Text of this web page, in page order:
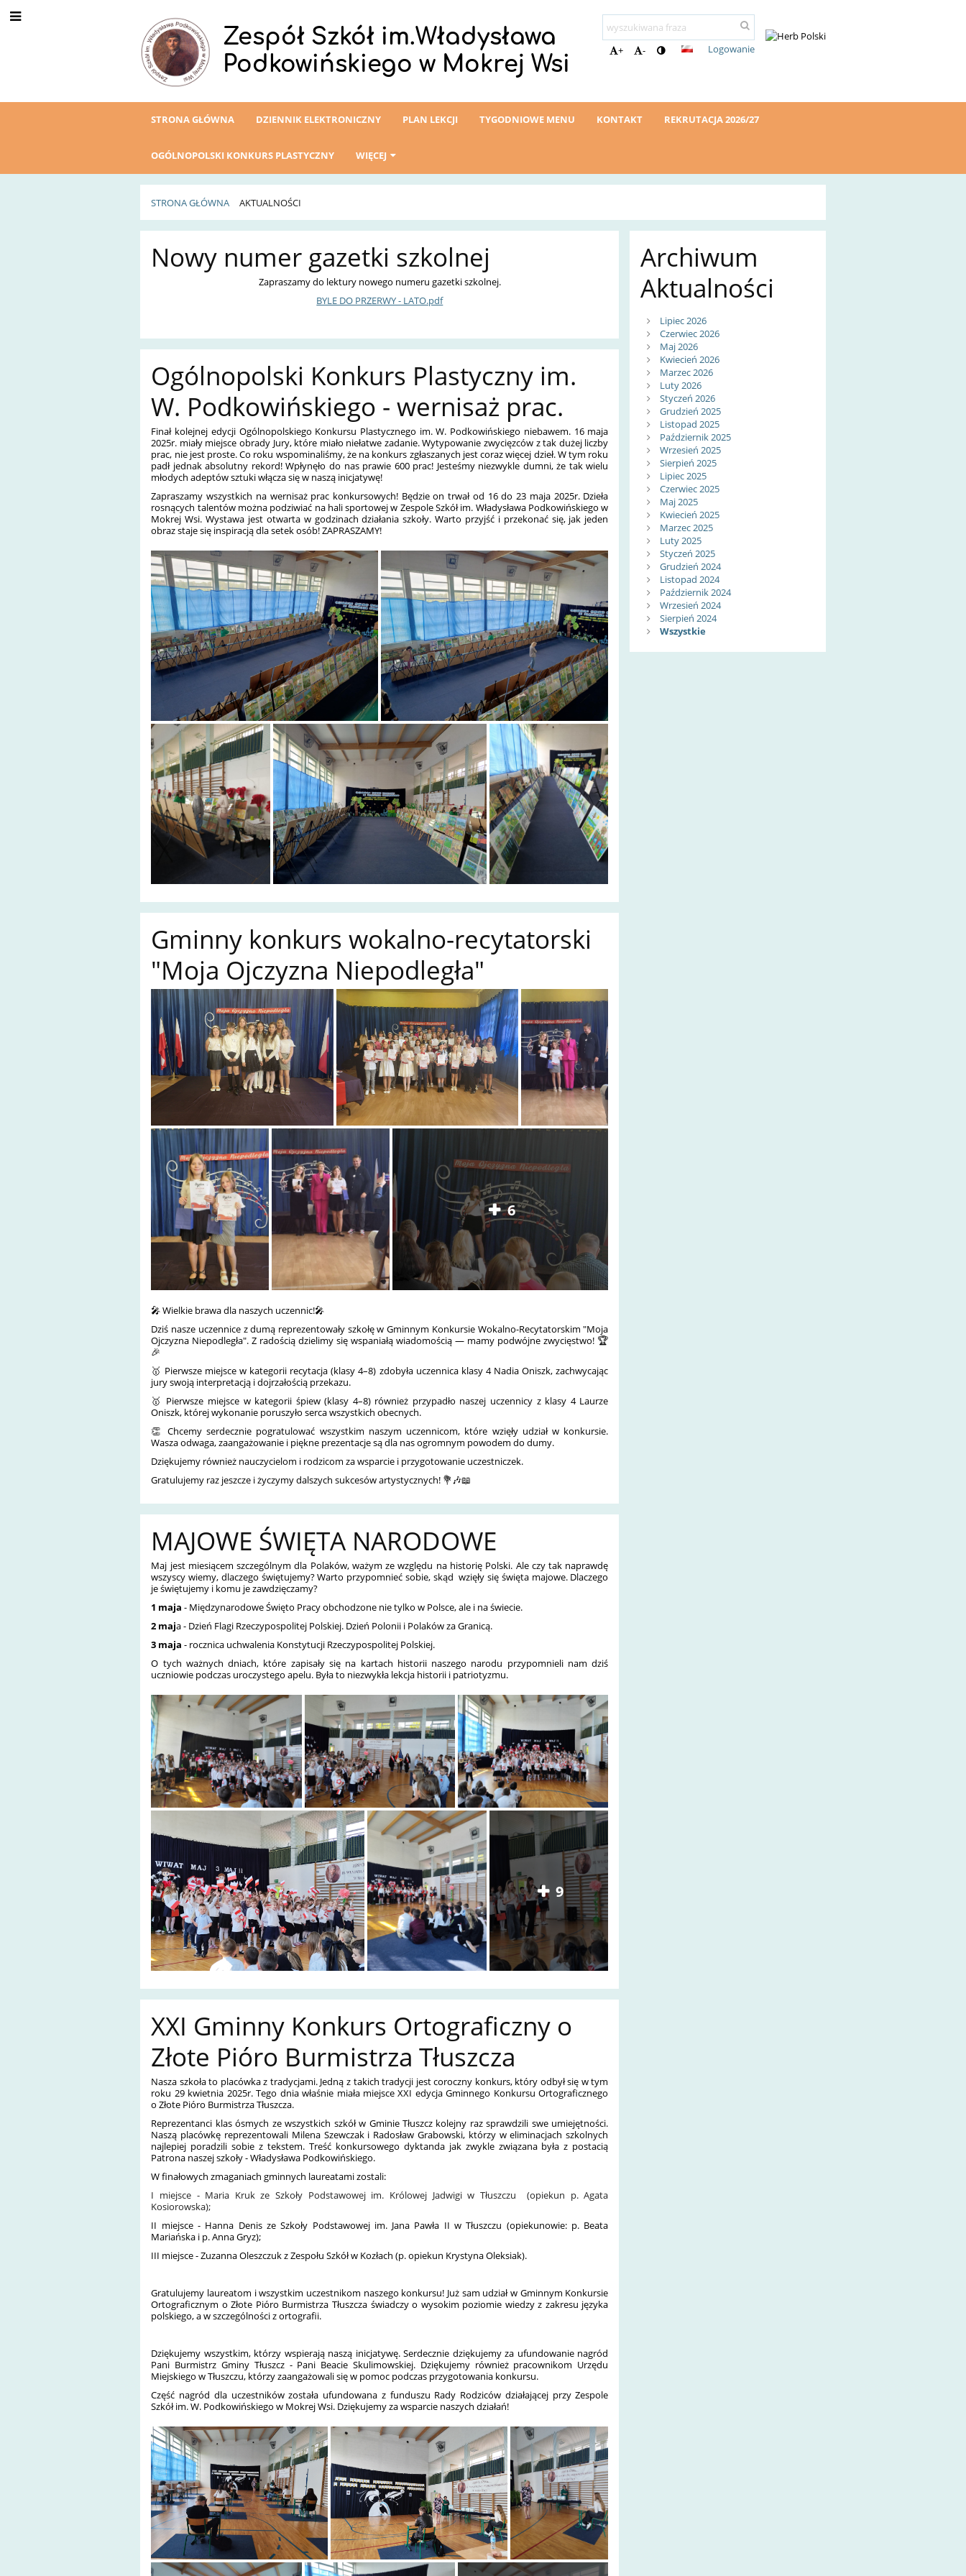
Zespół Szkół im.Władysława
Podkowińskiego w Mokrej Wsi
+ - Logowanie
STRONA GŁÓWNA DZIENNIK ELEKTRONICZNY PLAN LEKCJI TYGODNIOWE MENU KONTAKT REKRUTACJA 2026/27
OGÓLNOPOLSKI KONKURS PLASTYCZNY WIĘCEJ
STRONA GŁÓWNA AKTUALNOŚCI
Aktualności
Nowy numer gazetki szkolnej
Zapraszamy do lektury nowego numeru gazetki szkolnej.
BYLE DO PRZERWY - LATO.pdf
Ogólnopolski Konkurs Plastyczny im.
W. Podkowińskiego - wernisaż prac.
Finał kolejnej edycji Ogólnopolskiego Konkursu Plastycznego im. W. Podkowińskiego niebawem. 16 maja
2025r. miały miejsce obrady Jury, które miało niełatwe zadanie. Wytypowanie zwycięzców z tak dużej liczby
prac, nie jest proste. Co roku wspominaliśmy, że na konkurs zgłaszanych jest coraz więcej dzieł. W tym roku
padł jednak absolutny rekord! Wpłynęło do nas prawie 600 prac! Jesteśmy niezwykle dumni, że tak wielu
młodych adeptów sztuki włącza się w naszą inicjatywę!
Zapraszamy wszystkich na wernisaż prac konkursowych! Będzie on trwał od 16 do 23 maja 2025r. Dzieła
rosnących talentów można podziwiać na hali sportowej w Zespole Szkół im. Władysława Podkowińskiego w
Mokrej Wsi. Wystawa jest otwarta w godzinach działania szkoły. Warto przyjść i przekonać się, jak jeden
obraz staje się inspiracją dla setek osób! ZAPRASZAMY!
Gminny konkurs wokalno-recytatorski
"Moja Ojczyzna Niepodległa"
6
🎤 Wielkie brawa dla naszych uczennic!🎤
Dziś nasze uczennice z dumą reprezentowały szkołę w Gminnym Konkursie Wokalno-Recytatorskim "Moja
Ojczyzna Niepodległa". Z radością dzielimy się wspaniałą wiadomością — mamy podwójne zwycięstwo! 🏆
🎉
🥇 Pierwsze miejsce w kategorii recytacja (klasy 4–8) zdobyła uczennica klasy 4 Nadia Oniszk, zachwycając
jury swoją interpretacją i dojrzałością przekazu.
🥇 Pierwsze miejsce w kategorii śpiew (klasy 4–8) również przypadło naszej uczennicy z klasy 4 Laurze
Oniszk, której wykonanie poruszyło serca wszystkich obecnych.
👏 Chcemy serdecznie pogratulować wszystkim naszym uczennicom, które wzięły udział w konkursie.
Wasza odwaga, zaangażowanie i piękne prezentacje są dla nas ogromnym powodem do dumy.
Dziękujemy również nauczycielom i rodzicom za wsparcie i przygotowanie uczestniczek.
Gratulujemy raz jeszcze i życzymy dalszych sukcesów artystycznych! 💐🎶📖
MAJOWE ŚWIĘTA NARODOWE
Maj jest miesiącem szczególnym dla Polaków, ważym ze względu na historię Polski. Ale czy tak naprawdę
wszyscy wiemy, dlaczego świętujemy? Warto przypomnieć sobie, skąd wzięły się święta majowe. Dlaczego
je świętujemy i komu je zawdzięczamy?
1 maja - Międzynarodowe Święto Pracy obchodzone nie tylko w Polsce, ale i na świecie.
2 maja- Dzień Flagi Rzeczypospolitej Polskiej. Dzień Polonii i Polaków za Granicą.
3 maja - rocznica uchwalenia Konstytucji Rzeczypospolitej Polskiej.
O tych ważnych dniach, które zapisały się na kartach historii naszego narodu przypomnieli nam dziś
uczniowie podczas uroczystego apelu. Była to niezwykła lekcja historii i patriotyzmu.
9
XXI Gminny Konkurs Ortograficzny o
Złote Pióro Burmistrza Tłuszcza
Nasza szkoła to placówka z tradycjami. Jedną z takich tradycji jest coroczny konkurs, który odbył się w tym
roku 29 kwietnia 2025r. Tego dnia właśnie miała miejsce XXI edycja Gminnego Konkursu Ortograficznego
o Złote Pióro Burmistrza Tłuszcza.
Reprezentanci klas ósmych ze wszystkich szkół w Gminie Tłuszcz kolejny raz sprawdzili swe umiejętności.
Naszą placówkę reprezentowali Milena Szewczak i Radosław Grabowski, którzy w eliminacjach szkolnych
najlepiej poradzili sobie z tekstem. Treść konkursowego dyktanda jak zwykle związana była z postacią
Patrona naszej szkoły - Władysława Podkowińskiego.
W finałowych zmaganiach gminnych laureatami zostali:
I miejsce - Maria Kruk ze Szkoły Podstawowej im. Królowej Jadwigi w Tłuszczu (opiekun p. Agata
Kosiorowska);
II miejsce - Hanna Denis ze Szkoły Podstawowej im. Jana Pawła II w Tłuszczu (opiekunowie: p. Beata
Mariańska i p. Anna Gryz);
III miejsce - Zuzanna Oleszczuk z Zespołu Szkół w Kozłach (p. opiekun Krystyna Oleksiak).
Gratulujemy laureatom i wszystkim uczestnikom naszego konkursu! Już sam udział w Gminnym Konkursie
Ortograficznym o Złote Pióro Burmistrza Tłuszcza świadczy o wysokim poziomie wiedzy z zakresu języka
polskiego, a w szczególności z ortografii.
Dziękujemy wszystkim, którzy wspierają naszą inicjatywę. Serdecznie dziękujemy za ufundowanie nagród
Pani Burmistrz Gminy Tłuszcz - Pani Beacie Skulimowskiej. Dziękujemy również pracownikom Urzędu
Miejskiego w Tłuszczu, którzy zaangażowali się w pomoc podczas przygotowania konkursu.
Część nagród dla uczestników została ufundowana z funduszu Rady Rodziców działającej przy Zespole
Szkół im. W. Podkowińskiego w Mokrej Wsi. Dziękujemy za wsparcie naszych działań!
Archiwum
Aktualności
Lipiec 2026
Czerwiec 2026
Maj 2026
Kwiecień 2026
Marzec 2026
Luty 2026
Styczeń 2026
Grudzień 2025
Listopad 2025
Październik 2025
Wrzesień 2025
Sierpień 2025
Lipiec 2025
Czerwiec 2025
Maj 2025
Kwiecień 2025
Marzec 2025
Luty 2025
Styczeń 2025
Grudzień 2024
Listopad 2024
Październik 2024
Wrzesień 2024
Sierpień 2024
Wszystkie